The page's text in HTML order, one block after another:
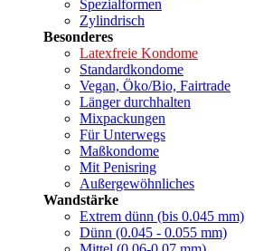
Spezialformen
Zylindrisch
Besonderes
Latexfreie Kondome
Standardkondome
Vegan, Öko/Bio, Fairtrade
Länger durchhalten
Mixpackungen
Für Unterwegs
Maßkondome
Mit Penisring
Außergewöhnliches
Wandstärke
Extrem dünn (bis 0.045 mm)
Dünn (0.045 - 0.055 mm)